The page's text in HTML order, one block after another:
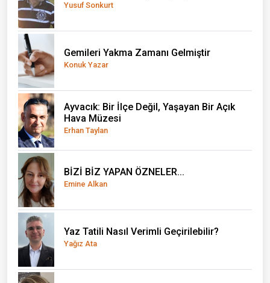
Yusuf Sonkurt
Gemileri Yakma Zamanı Gelmiştir
Konuk Yazar
Ayvacık: Bir İlçe Değil, Yaşayan Bir Açık
Hava Müzesi
Erhan Taylan
BİZİ BİZ YAPAN ÖZNELER...
Emine Alkan
Yaz Tatili Nasıl Verimli Geçirilebilir?
Yağız Ata